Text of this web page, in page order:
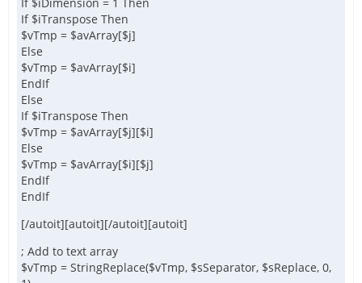
If $iTranspose Then
$vTmp = $avArray[$j]
Else
$vTmp = $avArray[$i]
EndIf
Else
If $iTranspose Then
$vTmp = $avArray[$j][$i]
Else
$vTmp = $avArray[$i][$j]
EndIf
EndIf
[/autoit][autoit][/autoit][autoit]
; Add to text array
$vTmp = StringReplace($vTmp, $sSeparator, $sReplace, 0,